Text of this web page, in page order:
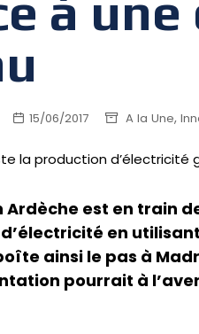
15/06/2017 A la Une,
Ardèche est en train
en
ainsi le pas à
pourrait à